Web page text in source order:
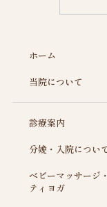
ホーム
当院について
診療案内
分娩・入院につい
ベビーマッサージ
ティヨガ